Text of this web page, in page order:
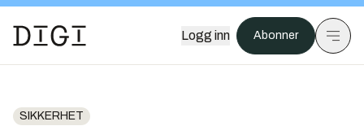
Logg inn Abonner
SIKKERHET